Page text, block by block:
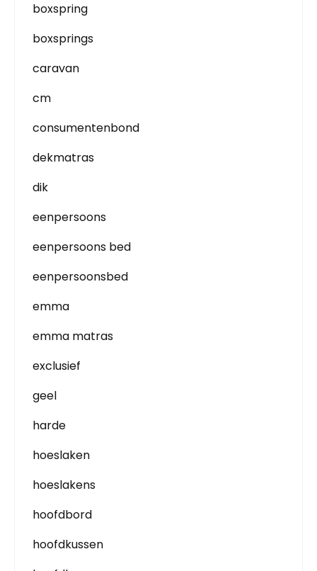
boxspring
boxsprings
caravan
cm
consumentenbond
dekmatras
dik
eenpersoons
eenpersoons bed
eenpersoonsbed
emma
emma matras
exclusief
geel
harde
hoeslaken
hoeslakens
hoofdbord
hoofdkussen